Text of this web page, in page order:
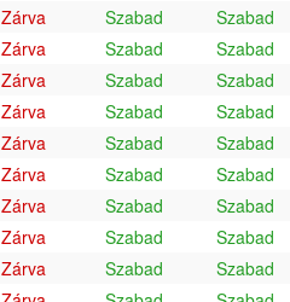
Zárva Szabad
Szabad
Zárva Szabad
Szabad
Zárva Szabad
Szabad
Zárva Szabad
Szabad
Zárva Szabad
Szabad
Zárva Szabad
Szabad
Zárva Szabad
Szabad
Zárva Szabad
Szabad
Zárva Szabad
Szabad